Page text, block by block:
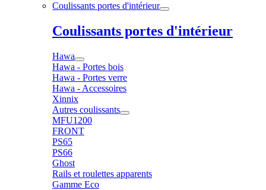
Coulissants portes d'intérieur
Coulissants portes d'intérieur
Hawa
Hawa - Portes bois
Hawa - Portes verre
Hawa - Accessoires
Xinnix
Autres coulissants
MFU1200
FRONT
PS65
PS66
Ghost
Rails et roulettes apparents
Gamme Eco